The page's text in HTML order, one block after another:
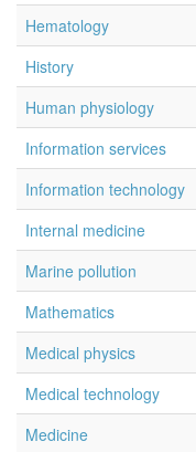
Hematology
History
Human physiology
Information services
Information technology
Internal medicine
Marine pollution
Mathematics
Medical physics
Medical technology
Medicine